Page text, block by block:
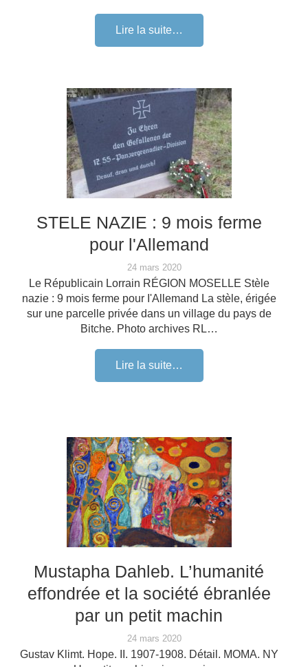
Lire la suite…
STELE NAZIE : 9 mois ferme
pour l'Allemand
24 mars 2020
Le Républicain Lorrain RÉGION MOSELLE Stèle
nazie : 9 mois ferme pour I'Allemand La stèle, érigée
sur une parcelle privée dans un village du pays de
Bitche. Photo archives RL…
Lire la suite…
Mustapha Dahleb. L’humanité
effondrée et la société ébranlée
par un petit machin
24 mars 2020
Gustav Klimt. Hope. II. 1907-1908. Détail. MOMA. NY